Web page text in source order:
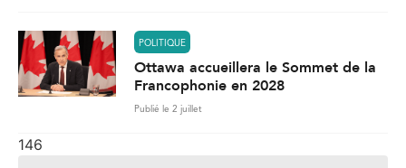
POLITIQUE
Ottawa accueillera le Sommet de la
Francophonie en 2028
Publié le 2 juillet
146